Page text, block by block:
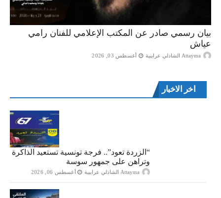
بيان رسمي صادر عن المكتب الإعلامي للفنان رامي
عياش
Attayma الشاذلي عرايبية أغسطس 03, 2026
اخر الاخبار
“الزردة تعود”.. فرجة تونسية تستعيد الذاكرة
وتراهن على جمهور سوسة
Attayma الشاذلي عرايبية أغسطس 06, 2026